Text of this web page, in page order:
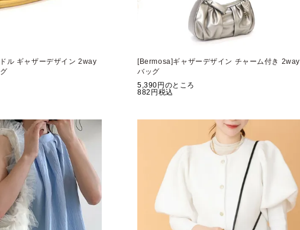
ル ギャザーデザイン 2way
[Bermosa]ギャザーデザイン チャーム付き 2way
バッグ
5,390
のところ
882
税込